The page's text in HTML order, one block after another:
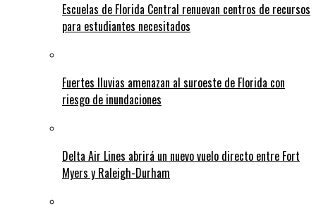
Escuelas de Florida Central renuevan centros de recursos
para estudiantes necesitados
Fuertes lluvias amenazan al suroeste de Florida con
riesgo de inundaciones
Delta Air Lines abrirá un nuevo vuelo directo entre Fort
Myers y Raleigh-Durham